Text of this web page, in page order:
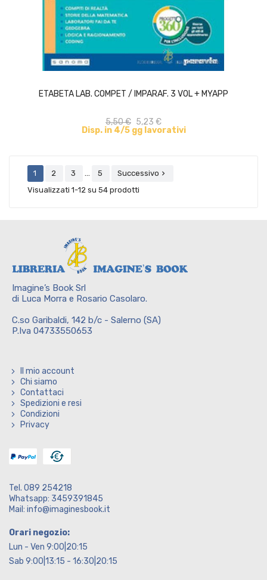
ETABETA LAB. COMPET / IMPARAF. 3 VOL + MYAPP
5,50 € 5,23 €
Disp. in 4/5 gg lavorativi
1 2 3 … 5 Successivo 
Visualizzati 1-12 su 54 prodotti
Imagine’s Book Srl
di Luca Morra e Rosario Casolaro.
C.so Garibaldi, 142 b/c - Salerno (SA)
P.Iva 04733550653
Il mio account
Chi siamo
Contattaci
Spedizioni e resi
Condizioni
Privacy
Tel. 089 254218
Whatsapp: 3459391845
Mail: info@imaginesbook.it
Orari negozio:
Lun - Ven 9:00|20:15
Sab 9:00|13:15 - 16:30|20:15